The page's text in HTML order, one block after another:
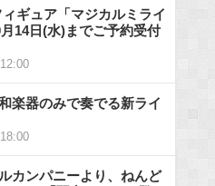
ギュア「マジカルミライ
14日(水)までご予約受付
楽器のみで奏でる新ライ
カンパニーより、ねんど